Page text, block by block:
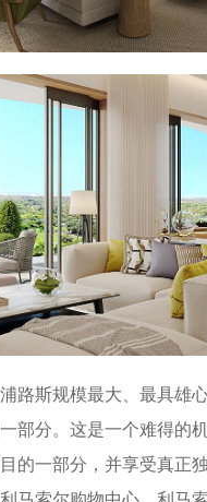
路斯规模最大、最具雄
部分。这是一个难得的
的一部分，并享受真正